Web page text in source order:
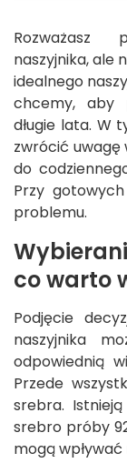
Rozważasz
naszyjnika, ale
idealnego
chcemy, aby
długie lata. W
zwrócić uwagę
do
Przy
problemu.
co warto
Podjęcie
naszyjnika
odpowiednią
Przede
srebra.
srebro próby
mogą